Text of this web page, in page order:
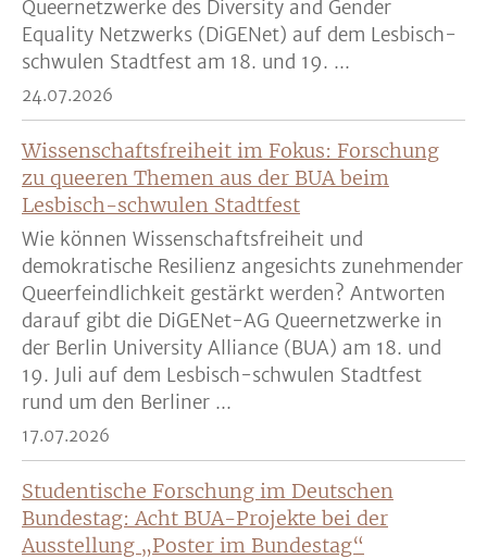
Queernetzwerke des Diversity and Gender
Equality Netzwerks (DiGENet) auf dem Lesbisch-
schwulen Stadtfest am 18. und 19. ...
24.07.2026
Wissenschaftsfreiheit im Fokus: Forschung
zu queeren Themen aus der BUA beim
Lesbisch-schwulen Stadtfest
Wie können Wissenschaftsfreiheit und
demokratische Resilienz angesichts zunehmender
Queerfeindlichkeit gestärkt werden? Antworten
darauf gibt die DiGENet-AG Queernetzwerke in
der Berlin University Alliance (BUA) am 18. und
19. Juli auf dem Lesbisch-schwulen Stadtfest
rund um den Berliner ...
17.07.2026
Studentische Forschung im Deutschen
Bundestag: Acht BUA-Projekte bei der
Ausstellung „Poster im Bundestag“